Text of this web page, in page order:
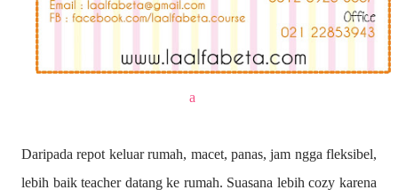
a
Daripada repot keluar rumah, macet, panas, jam ngga fleksibel,
lebih baik teacher datang ke rumah. Suasana lebih cozy karena